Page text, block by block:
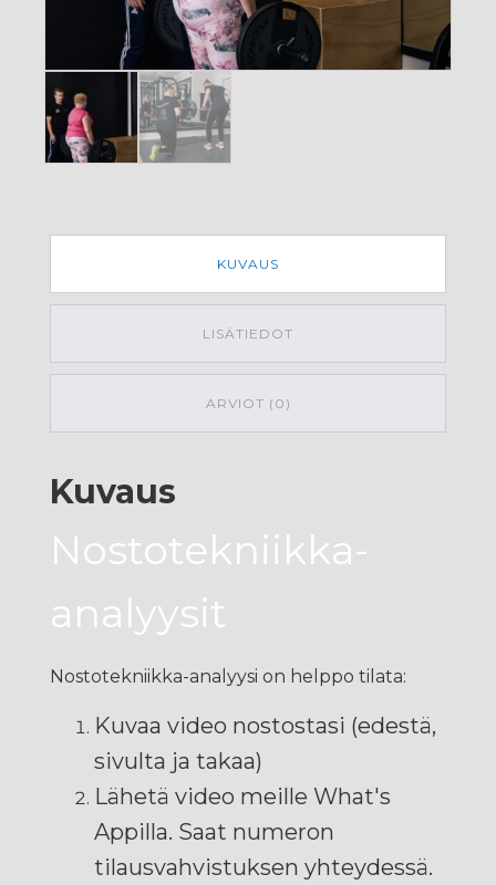
KUVAUS
LISÄTIEDOT
ARVIOT (0)
Kuvaus
Nostotekniikka-
analyysit
Nostotekniikka-analyysi on helppo tilata:
Kuvaa video nostostasi (edestä,
sivulta ja takaa)
Lähetä video meille What's
Appilla. Saat numeron
tilausvahvistuksen yhteydessä.